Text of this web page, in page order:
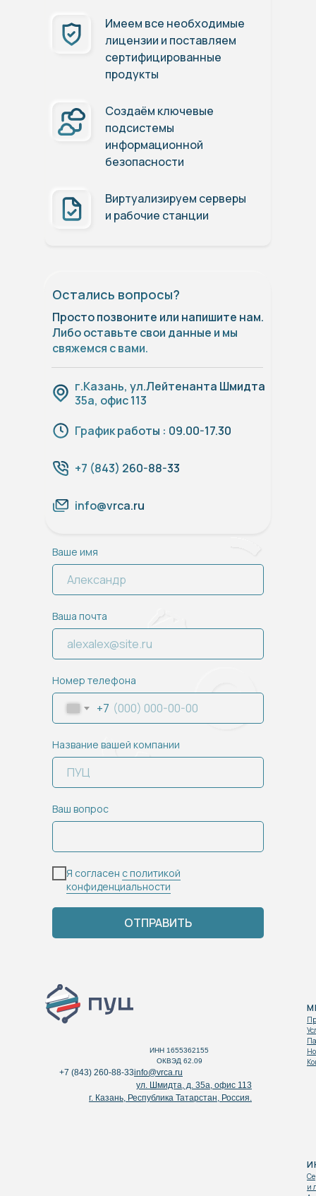
Имеем все необходимые
лицензии и поставляем
сертифицированные
продукты
Виртуализируем серверы
и рабочие станции
Создаём ключевые
подсистемы
информационной
безопасности
+7 (843) 260-88-33
г.Казань, ул.Лейтенанта Шмидта
35а, офис 113
График работы : 09.00-17.30
info@vrca.ru
Просто позвоните или напишите нам.
Либо оставьте свои данные и мы
свяжемся с вами.
Остались вопросы?
Ваше имя
Ваша почта
Номер телефона
+7
Название вашей компании
Ваш вопрос
Я согласен с политикой
конфиденциальности
ОТПРАВИТЬ
ИНН 1655362155
ОКВЭД 62.09
+7 (843) 260-88-33info@vrca.ru
ул. Шмидта, д. 35а, офис 113
г. Казань, Республика Татарстан, Россия.
и